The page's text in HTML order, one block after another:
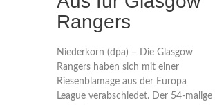
Rangers
Niederkorn (dpa) – Die Glasgow
Rangers haben sich mit einer
Riesenblamage aus der Europa
League verabschiedet. Der 54-malige